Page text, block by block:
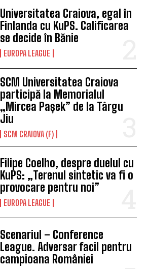
Universitatea Craiova, egal în
Finlanda cu KuPS. Calificarea
se decide în Bănie
EUROPA LEAGUE
SCM Universitatea Craiova
participă la Memorialul
„Mircea Pașek” de la Târgu
Jiu
SCM CRAIOVA (F)
Filipe Coelho, despre duelul cu
KuPS: „Terenul sintetic va fi o
provocare pentru noi”
EUROPA LEAGUE
Scenariul – Conference
League. Adversar facil pentru
campioana României